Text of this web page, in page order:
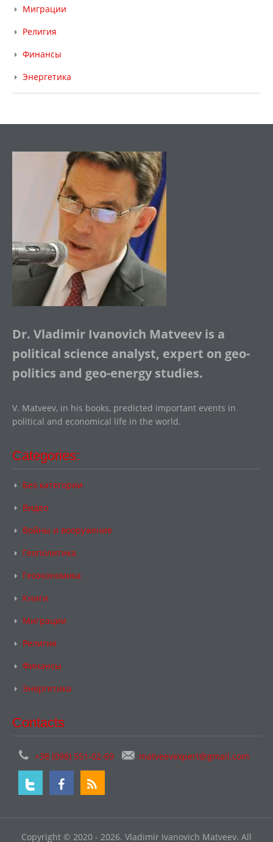
Миграции
Религия
Финансы
Энергетика
Dr. Vladimir Ivanovich Matveev is a
political science analyst, expert on geo-
politics and geo-energy studies.
V. Matveev, in his books, predicted important events in
political and economical life in the world.
Categories:
Без категории
Видео
Войны и вооружение
Геополитика
Геоэкономика
Книги
Миграции
Религия
Финансы
Энергетика
Contacts
+38 (098) 551-02-69 matveevexpert@gmail.com
Copyright © 2020 - 2026. Vladimir Ivanovich Matveev. All